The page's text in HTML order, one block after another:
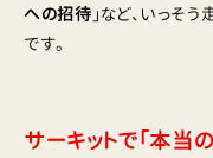
への招待 」など、いっそ
です。
サーキットで「本当